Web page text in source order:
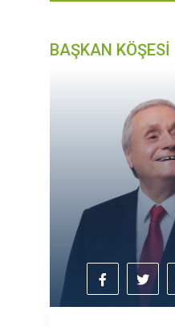
BAŞKAN KÖŞESİ